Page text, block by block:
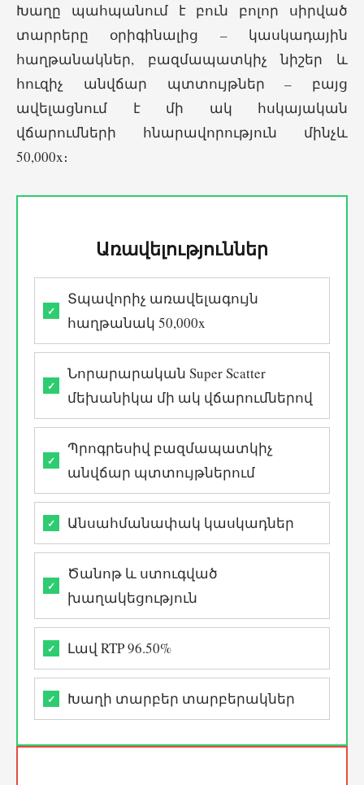
Խաղը պահպանում է բուն բոլոր սիրված
տարրերը օրիգինալից – կասկադային
հաղթանակներ, բազմապատկիչ նիշեր և
հուզիչ անվճար պտտույթներ – բայց
ավելացնում է մի ակ հսկայական
վճարումների հնարավորություն մինչև
50,000x։
Առավելություններ
Տպավորիչ առավելագույն
հաղթանակ 50,000x
Նորարարական Super Scatter
մեխանիկա մի ակ վճարումներով
Պրոգրեսիվ բազմապատկիչ
անվճար պտտույթներում
Անսահմանափակ կասկադներ
Ծանոթ և ստուգված
խաղակեցություն
Լավ RTP 96.50%
Խաղի տարբեր տարբերակներ